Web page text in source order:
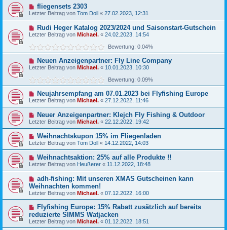
fliegensets 2303
Letzter Beitrag von Tom Doll « 27.02.2023, 12:31
Rudi Heger Katalog 2023/2024 und Saisonstart-Gutschein
Letzter Beitrag von Michael. « 24.02.2023, 14:54
Bewertung: 0.04%
Neuen Anzeigenpartner: Fly Line Company
Letzter Beitrag von Michael. « 10.01.2023, 10:30
Bewertung: 0.09%
Neujahrsempfang am 07.01.2023 bei Flyfishing Europe
Letzter Beitrag von Michael. « 27.12.2022, 11:46
Neuer Anzeigenpartner: Klejch Fly Fishing & Outdoor
Letzter Beitrag von Michael. « 22.12.2022, 19:42
Weihnachtskupon 15% im Fliegenladen
Letzter Beitrag von Tom Doll « 14.12.2022, 14:03
Weihnachtsaktion: 25% auf alle Produkte !!
Letzter Beitrag von Heußerer « 11.12.2022, 18:48
adh-fishing: Mit unseren XMAS Gutscheinen kann
Weihnachten kommen!
Letzter Beitrag von Michael. « 07.12.2022, 16:00
Flyfishing Europe: 15% Rabatt zusätzlich auf bereits
reduzierte SIMMS Watjacken
Letzter Beitrag von Michael. « 01.12.2022, 18:51